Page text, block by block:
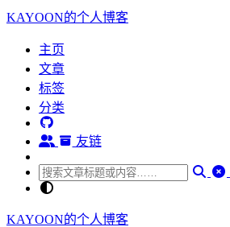
KAYOON的个人博客
主页
文章
标签
分类
友链
KAYOON的个人博客